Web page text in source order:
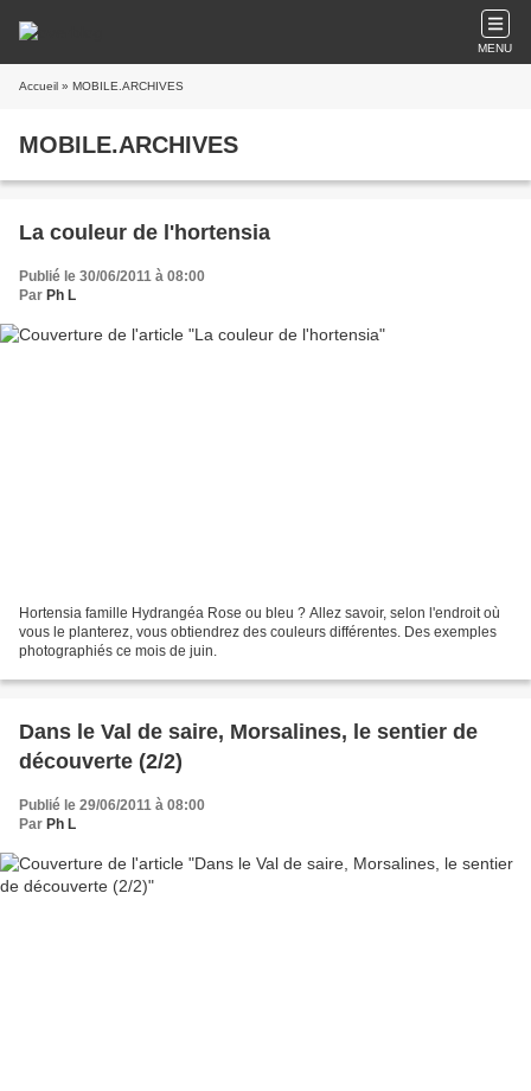
MENU
Accueil » MOBILE.ARCHIVES
MOBILE.ARCHIVES
La couleur de l'hortensia
Publié le 30/06/2011 à 08:00
Par Ph L
Hortensia famille Hydrangéa Rose ou bleu ? Allez savoir, selon l'endroit où
vous le planterez, vous obtiendrez des couleurs différentes. Des exemples
photographiés ce mois de juin.
Dans le Val de saire, Morsalines, le sentier de
découverte (2/2)
Publié le 29/06/2011 à 08:00
Par Ph L